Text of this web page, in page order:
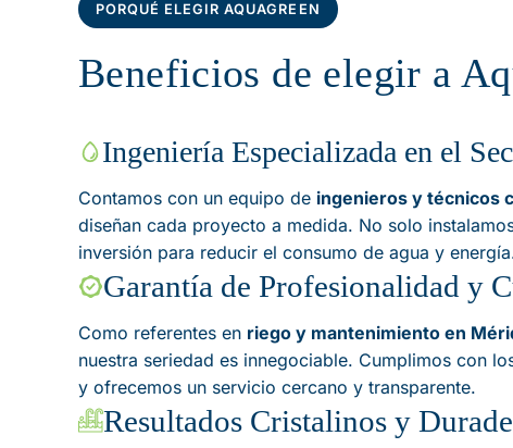
PORQUÉ ELEGIR AQUAGREEN
Beneficios de elegir a
Ingeniería Especializada en el
Contamos con un equipo de ingenieros y técnicos
diseñan cada proyecto a medida. No solo
inversión para reducir el consumo de agua y
Garantía de Profesionalidad y
Como referentes en riego y mantenimiento en
nuestra seriedad es innegociable. Cumplimos con
y ofrecemos un servicio cercano y transparente.
Resultados Cristalinos y